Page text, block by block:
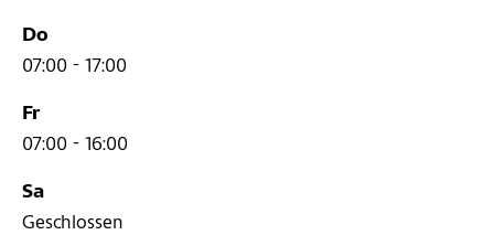
Do
07:00 - 17:00
Fr
07:00 - 16:00
Sa
Geschlossen